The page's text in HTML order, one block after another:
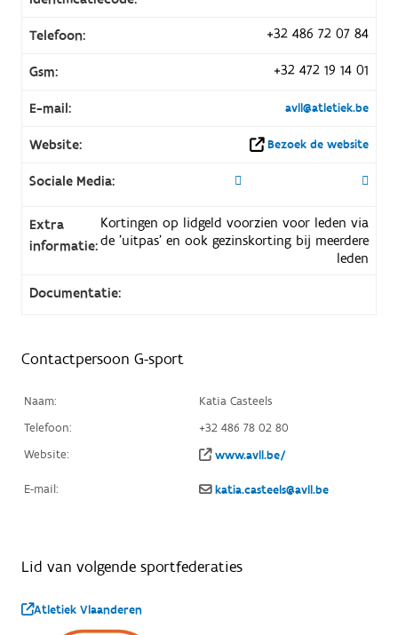
Telefoon: +32 486 72 07 84
Gsm: +32 472 19 14 01
E-mail: avll@atletiek.be
Website: Bezoek de website
Sociale Media:
Extra
informatie:
Kortingen op lidgeld voorzien voor leden via
de 'uitpas' en ook gezinskorting bij meerdere
leden
Documentatie:
Contactpersoon G-sport
Naam:
Katia Casteels
Telefoon:
+32 486 78 02 80
Website:
www.avll.be/
E-mail: katia.casteels@avll.be
Lid van volgende sportfederaties
Atletiek Vlaanderen